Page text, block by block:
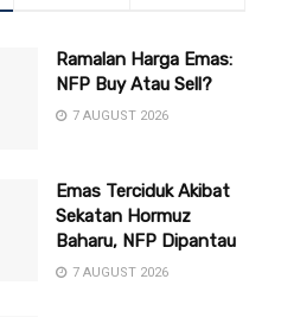
Ramalan Harga Emas:
NFP Buy Atau Sell?
7 AUGUST 2026
Emas Terciduk Akibat
Sekatan Hormuz
Baharu, NFP Dipantau
7 AUGUST 2026